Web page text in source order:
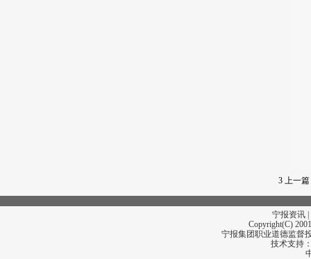
3 上一篇
宁报资讯
Copyright(C)
宁报集团职业道德监督
技术支持